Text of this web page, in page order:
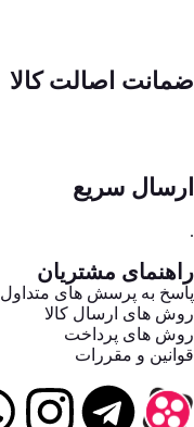
ضمانت اصالت کالا
ارسال سریع
.
راهنمای مشتریان
پاسخ به پرسش های متداول
روش های ارسال کالا
روش های پرداخت
قوانین و مقررات